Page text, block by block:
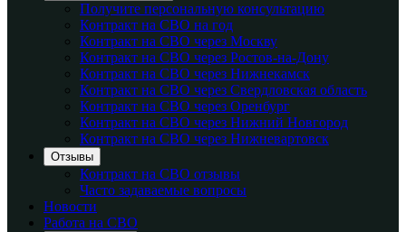
Получите персональную консультацию
Контракт на СВО на год
Контракт на СВО через Москву
Контракт на СВО через Ростов-на-Дону
Контракт на СВО через Нижнекамск
Контракт на СВО через Свердловская область
Контракт на СВО через Оренбург
Контракт на СВО через Нижний Новгород
Контракт на СВО через Нижневартовск
Отзывы
Контракт на СВО отзывы
Часто задаваемые вопросы
Новости
Работа на СВО